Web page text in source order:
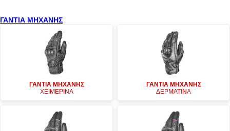
ΓΑΝΤΙΑ ΜΗΧΑΝΗΣ
ΓΑΝΤΙΑ ΜΗΧΑΝΗΣ
ΧΕΙΜΕΡΙΝΑ
ΓΑΝΤΙΑ ΜΗΧΑΝΗΣ
ΔΕΡΜΑΤΙΝΑ